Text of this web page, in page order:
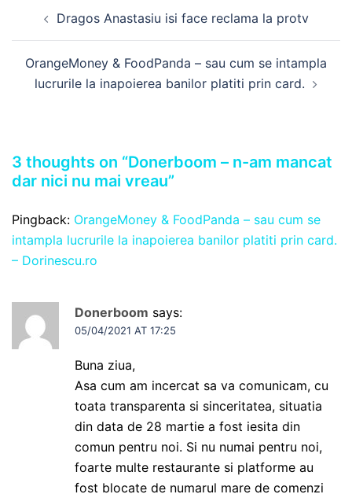
navigation
Dragos Anastasiu isi face reclama la protv
OrangeMoney & FoodPanda – sau cum se intampla
lucrurile la inapoierea banilor platiti prin card.
3 thoughts on “Donerboom – n-am mancat
dar nici nu mai vreau”
Pingback: OrangeMoney & FoodPanda – sau cum se
intampla lucrurile la inapoierea banilor platiti prin card.
– Dorinescu.ro
Donerboom says:
05/04/2021 AT 17:25
Buna ziua,
Asa cum am incercat sa va comunicam, cu
toata transparenta si sinceritatea, situatia
din data de 28 martie a fost iesita din
comun pentru noi. Si nu numai pentru noi,
foarte multe restaurante si platforme au
fost blocate de numarul mare de comenzi